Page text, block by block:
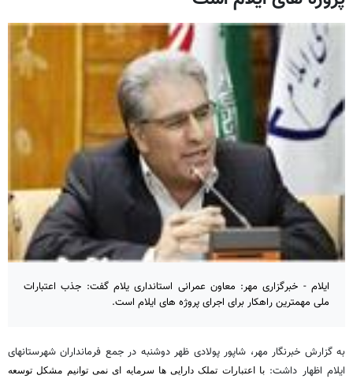
ایلام - خبرگزاری مهر: معاون عمرانی استانداری یلام گفت: جذب اعتبارات
ملی مهمترین راهکار برای اجرای پروژه های ایلام است.
به گزارش خبرنگار مهر، شاپور پولادی ظهر دوشنبه در جمع فرمانداران شهرستانهای
ایلام اظهار داشت: با اعتبارات تملک دارایی ها سرمایه ای نمی توانیم مشکل توسعه